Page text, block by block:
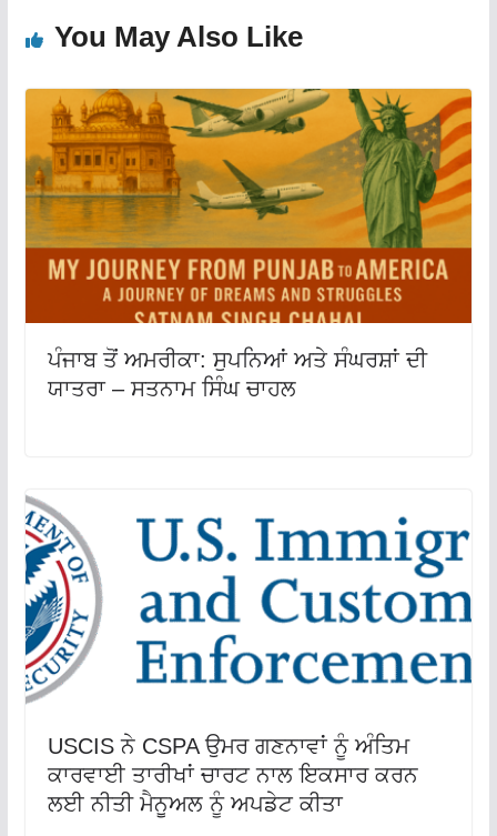
You May Also Like
ਪੰਜਾਬ ਤੋਂ ਅਮਰੀਕਾ: ਸੁਪਨਿਆਂ ਅਤੇ ਸੰਘਰਸ਼ਾਂ ਦੀ
ਯਾਤਰਾ – ਸਤਨਾਮ ਸਿੰਘ ਚਾਹਲ
USCIS ਨੇ CSPA ਉਮਰ ਗਣਨਾਵਾਂ ਨੂੰ ਅੰਤਿਮ
ਕਾਰਵਾਈ ਤਾਰੀਖਾਂ ਚਾਰਟ ਨਾਲ ਇਕਸਾਰ ਕਰਨ
ਲਈ ਨੀਤੀ ਮੈਨੂਅਲ ਨੂੰ ਅਪਡੇਟ ਕੀਤਾ